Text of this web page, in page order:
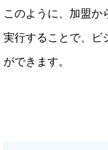
このように、加盟か
実行することで、ビ
ができます。